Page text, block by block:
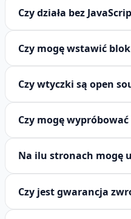
Czy działa bez
Czy mogę wstawić
Czy wtyczki są open
Czy mogę
Na ilu stronach mogę
Czy jest gwarancja